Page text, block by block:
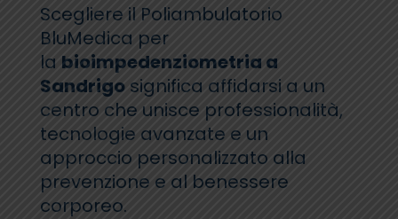
Scegliere il Poliambulatorio
BluMedica per
la bioimpedenziometria a
Sandrigosignifica affidarsi a un
centro che unisce professionalità,
tecnologie avanzate e un
approccio personalizzato alla
prevenzione e al benessere
corporeo.